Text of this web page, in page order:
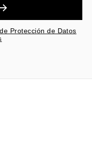
Protección de Datos